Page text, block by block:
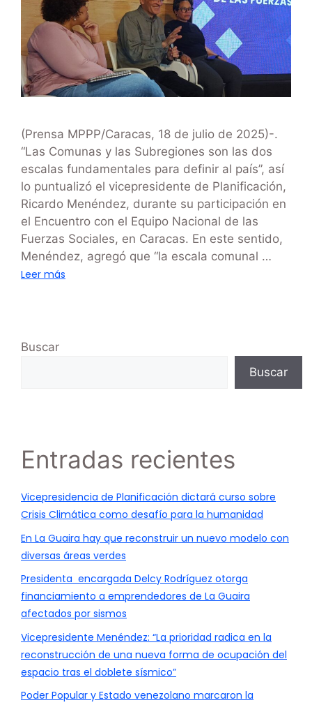
(Prensa MPPP/Caracas, 18 de julio de 2025)-.
“Las Comunas y las Subregiones son las dos
escalas fundamentales para definir al país”, así
lo puntualizó el vicepresidente de Planificación,
Ricardo Menéndez, durante su participación en
el Encuentro con el Equipo Nacional de las
Fuerzas Sociales, en Caracas. En este sentido,
Menéndez, agregó que “la escala comunal …
Leer más
Buscar
Buscar
Entradas recientes
Vicepresidencia de Planificación dictará curso sobre
Crisis Climática como desafío para la humanidad
En La Guaira hay que reconstruir un nuevo modelo con
diversas áreas verdes
Presidenta encargada Delcy Rodríguez otorga
financiamiento a emprendedores de La Guaira
afectados por sismos
Vicepresidente Menéndez: “La prioridad radica en la
reconstrucción de una nueva forma de ocupación del
espacio tras el doblete sísmico”
Poder Popular y Estado venezolano marcaron la